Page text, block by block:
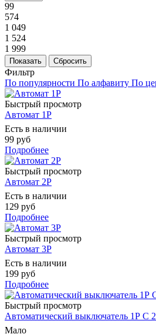
99
574
1 049
1 524
1 999
Показать Сбросить
Фильтр
По популярности По алфавиту По
Быстрый просмотр
Автомат 1Р
Есть в наличии
99 руб
Подробнее
Быстрый просмотр
Автомат 2Р
Есть в наличии
129 руб
Подробнее
Быстрый просмотр
Автомат 3Р
Есть в наличии
199 руб
Подробнее
Быстрый просмотр
Автоматический выключатель 1Р С
Мало